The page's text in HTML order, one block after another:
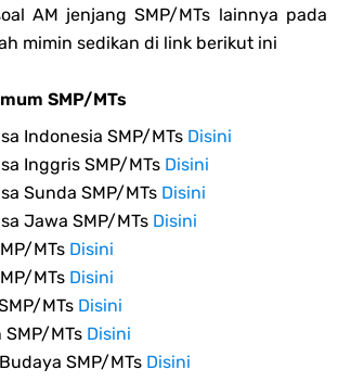
AM jenjang SMP/MTs lainnya pada
mimin sedikan di link berikut ini
SMP/MTs
Indonesia SMP/MTs Disini
Inggris SMP/MTs Disini
Sunda SMP/MTs Disini
Jawa SMP/MTs Disini
MTs Disini
MTs Disini
MTs Disini
SMP/MTs Disini
SMP/MTs Disini